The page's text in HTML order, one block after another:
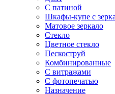
С патиной
Шкафы-купе с
Матовое зеркало
Стекло
Цветное стекло
Пескоструй
Комбинированные
С витражами
С фотопечатью
Назначение